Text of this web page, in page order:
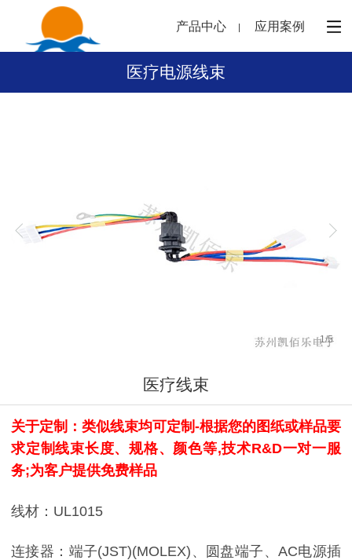
产品中心 应用案例
医疗电源线束
1 /5
医疗线束
关于定制：类似线束均可定制-根据您的图纸或样品要
求定制线束长度、规格、颜色等,技术R&D一对一服
务;为客户提供免费样品
线材：UL1015
连接器：端子(JST)(MOLEX)、圆盘端子、AC电源插